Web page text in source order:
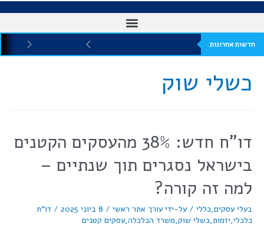
חדשות אחרונות
כשלי שוק
דו"ח חדש: 38% מהעסקים הקטנים
בישראל נסגרים תוך שנתיים –
למה זה קורה?
בעלי עסקים,כללי / על-ידי עורך אתר ראשי / 8 ביוני 2025 / דו"ח
כלכלי,יזמות,כשלי שוק,משרד הכלכלה,עסקים קטנים